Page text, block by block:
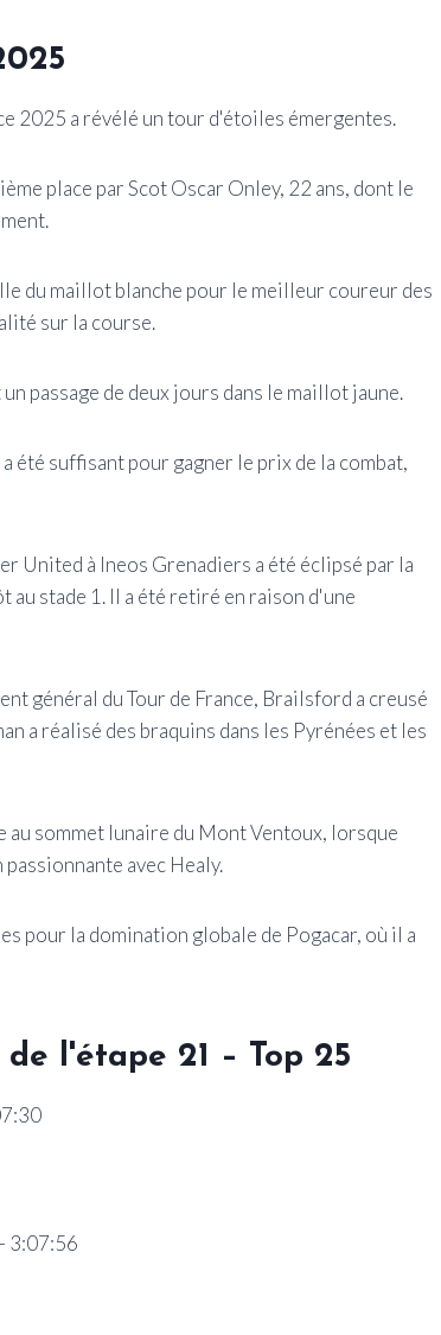
2025 a révélé un tour d'étoiles émergentes.
place par Scot Oscar Onley, 22 ans, dont le
du maillot blanche pour le meilleur coureur des
sur la course.
passage de deux jours dans le maillot jaune.
été suffisant pour gagner le prix de la combat,
United à Ineos Grenadiers a été éclipsé par la
stade 1. Il a été retiré en raison d'une
général du Tour de France, Brailsford a creusé
a réalisé des braquins dans les Pyrénées et les
au sommet lunaire du Mont Ventoux, lorsque
avec Healy.
pour la domination globale de Pogacar, où il a
l'étape 21 – Top 25
3:07:56